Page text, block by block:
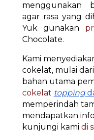
menggunakan
agar rasa yang
Yuk gunakan
Chocolate.
Kami
cokelat, mulai dari
bahan utama
cokelat topping
memperindah
mendapatkan
kunjungi kami di